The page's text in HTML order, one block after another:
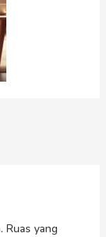
Ruas yang